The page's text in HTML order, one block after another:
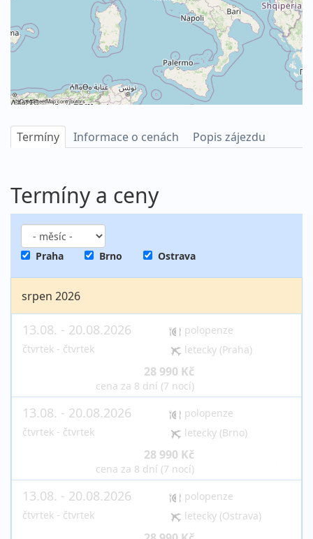
©OpenStreetMapcontributors
Termíny Informace o cenách Popis zájezdu
Termíny a ceny
Praha Brno Ostrava
srpen 2026
13.08. - 20.08.2026
čtvrtek - čtvrtek
polopenze
letecky (Praha)
28 990 Kč
cena za 8 dní (7 nocí)
13.08. - 20.08.2026
čtvrtek - čtvrtek
polopenze
letecky (Brno)
28 990 Kč
cena za 8 dní (7 nocí)
13.08. - 20.08.2026
čtvrtek - čtvrtek
polopenze
letecky (Ostrava)